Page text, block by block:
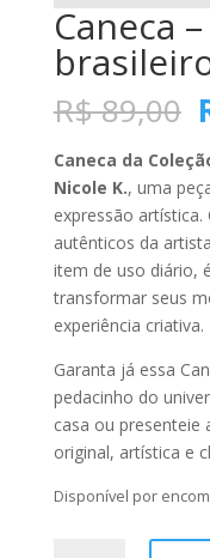
Caneca
R$89,00
Caneca da
Nicole K., uma
expressão
autênticos da
item de uso diário,
transformar seus
experiência criativa.
Garanta já essa
pedacinho do
casa ou presenteie
original, artística e
Disponível por